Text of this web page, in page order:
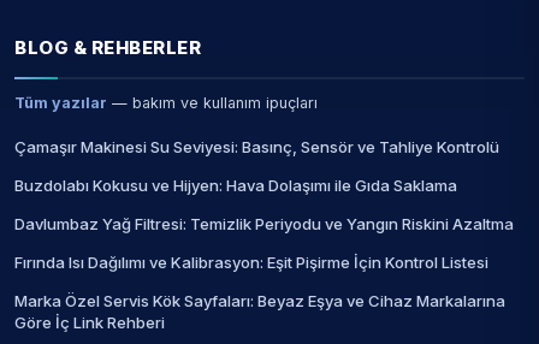
BLOG & REHBERLER
Tüm yazılar — bakım ve kullanım ipuçları
Çamaşır Makinesi Su Seviyesi: Basınç, Sensör ve Tahliye Kontrolü
Buzdolabı Kokusu ve Hijyen: Hava Dolaşımı ile Gıda Saklama
Davlumbaz Yağ Filtresi: Temizlik Periyodu ve Yangın Riskini Azaltma
Fırında Isı Dağılımı ve Kalibrasyon: Eşit Pişirme İçin Kontrol Listesi
Marka Özel Servis Kök Sayfaları: Beyaz Eşya ve Cihaz Markalarına
Göre İç Link Rehberi